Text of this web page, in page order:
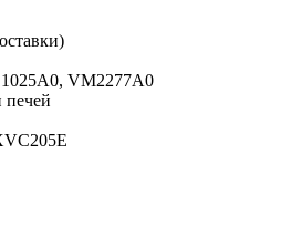
VM2277A0
печей